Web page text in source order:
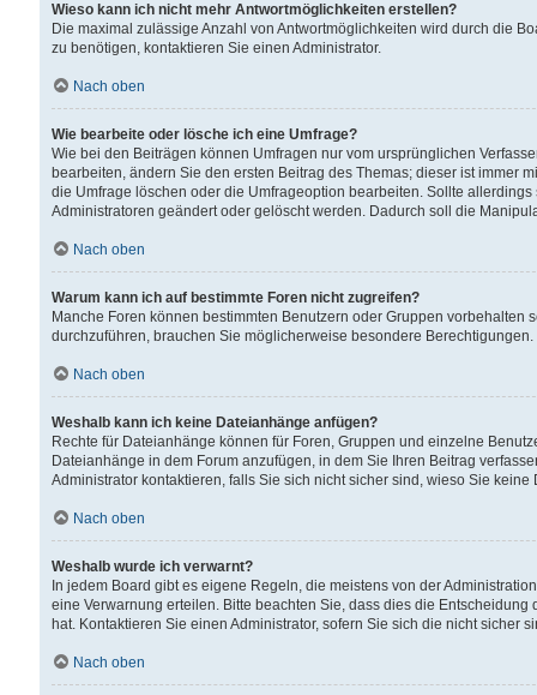
Wieso kann ich nicht mehr Antwortmöglichkeiten erstellen?
Die maximal zulässige Anzahl von Antwortmöglichkeiten wird durch die
zu benötigen, kontaktieren Sie einen Administrator.
Nach oben
Wie bearbeite oder lösche ich eine Umfrage?
Wie bei den Beiträgen können Umfragen nur vom ursprünglichen
bearbeiten, ändern Sie den ersten Beitrag des Themas; dieser ist immer
die Umfrage löschen oder die Umfrageoption bearbeiten. Sollte
Administratoren geändert oder gelöscht werden. Dadurch soll die
Nach oben
Warum kann ich auf bestimmte Foren nicht zugreifen?
Manche Foren können bestimmten Benutzern oder Gruppen
durchzuführen, brauchen Sie möglicherweise besondere
Nach oben
Weshalb kann ich keine Dateianhänge anfügen?
Rechte für Dateianhänge können für Foren, Gruppen und einzelne
Dateianhänge in dem Forum anzufügen, in dem Sie Ihren Beitrag
Administrator kontaktieren, falls Sie sich nicht sicher sind, wieso Sie
Nach oben
Weshalb wurde ich verwarnt?
In jedem Board gibt es eigene Regeln, die meistens von der
eine Verwarnung erteilen. Bitte beachten Sie, dass dies die
hat. Kontaktieren Sie einen Administrator, sofern Sie sich die nicht sicher
Nach oben